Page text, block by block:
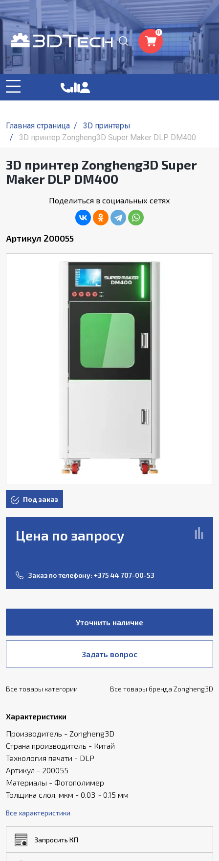
0
Главная страница /
3D принтеры
/
3D принтер Zongheng3D Super Maker DLP DM400
3D принтер Zongheng3D Super
Maker DLP DM400
Поделиться в социальных сетях
Артикул 200055
Под заказ
Цена по запросу
Заказ по телефону: +375 44 707-00-53
Уточнить наличие
Задать вопрос
Все товары категории Все товары бренда Zongheng3D
Характеристики
Производитель - Zongheng3D
Страна производитель - Китай
Технология печати - DLP
Артикул - 200055
Материалы - Фотополимер
Толщина слоя, мкм - 0.03 ~ 0.15 мм
Все характеристики
Запросить КП